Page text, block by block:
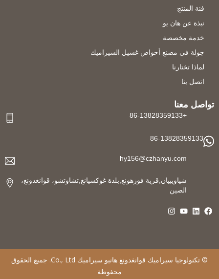
فئة المنتج
نبذة عن هان يو
خدمة مخصصة
جولة في مصنع أحواض غسيل السيراميك
لماذا تختارنا
اتصل بنا
تواصل معنا
+86-13828359133
86-13828359133
hy156@czhanyu.com
شياويبيان,قرية فوزهونغ,بلدة غوكسيانغ,تشاوتشو، قوانغدونغ،
الصين
© تكنولوجيا سيراميك قوانغدونغ هانيو سيراميك
Co., Ltd. جميع الحقوق
محفوظة